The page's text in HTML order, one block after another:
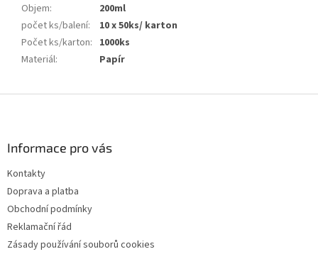
Objem:
200ml
počet ks/balení:
10 x 50ks/ karton
Počet ks/karton: 1000ks
Materiál: Papír
Informace pro vás
Kontakty
Doprava a platba
Obchodní podmínky
Reklamační řád
Zásady používání souborů cookies